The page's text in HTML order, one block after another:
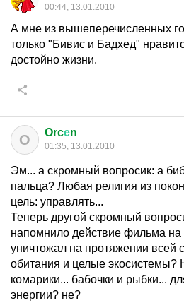
00:44, 13.01.2010
А мне из вышеперечисленных
только "Бивис и Бадхед"
достойно жизни.
O Orcеn
01:35, 13.01.2010
Эм... а скромный вопросик: а
пальца? Любая религия из
цель: управлять...
Теперь другой скромный
напомнило действие фильма на
уничтожал на протяжении всей
обитания и целые экосистемы?
комарики... бабочки и рыбки...
энергии? не?